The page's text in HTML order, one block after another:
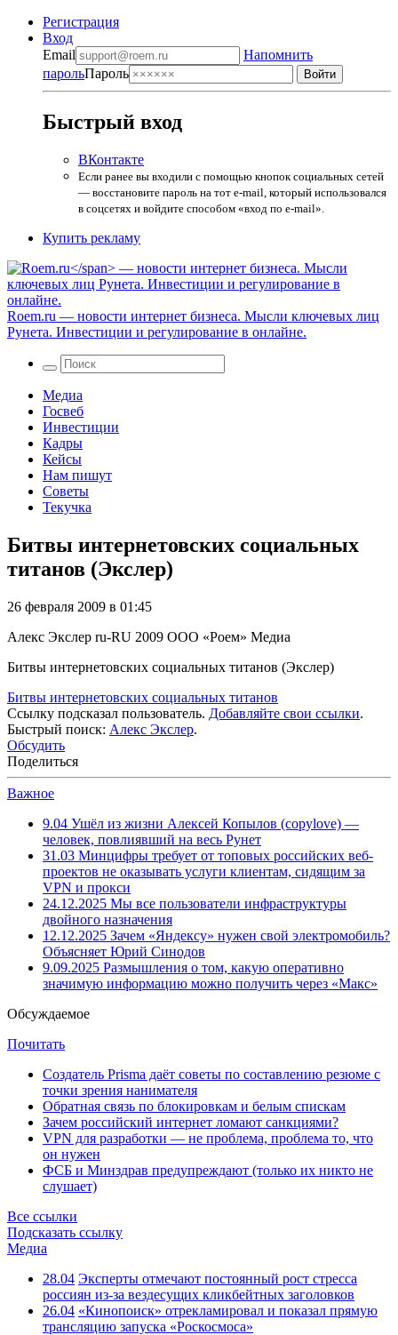
Регистрация
Вход
Email
Напомнить
парольПароль
Быстрый вход
ВКонтакте
Если ранее вы входили с помощью кнопок социальных сетей
— восстановите пароль на тот e-mail, который использовался
в соцсетях и войдите способом «вход по e-mail».
Купить рекламу
Roem.ru — новости интернет бизнеса. Мысли ключевых лиц
Рунета. Инвестиции и регулирование в онлайне.
Медиа
Госвеб
Инвестиции
Кадры
Кейсы
Нам пишут
Советы
Текучка
Битвы интернетовских социальных
титанов (Экслер)
26 февраля 2009 в 01:45
Алекс Экслер ru-RU 2009 ООО «Роем» Медиа
Битвы интернетовских социальных титанов (Экслер)
Битвы интернетовских социальных титанов
Ссылку подсказал пользователь. Добавляйте свои ссылки.
Быстрый поиск: Алекс Экслер.
Обсудить
Поделиться
Важное
9.04 Ушёл из жизни Алексей Копылов (copylove) —
человек, повлиявший на весь Рунет
31.03 Минцифры требует от топовых российских веб-
проектов не оказывать услуги клиентам, сидящим за
VPN и прокси
24.12.2025 Мы все пользователи инфраструктуры
двойного назначения
12.12.2025 Зачем «Яндексу» нужен свой электромобиль?
Объясняет Юрий Синодов
9.09.2025 Размышления о том, какую оперативно
значимую информацию можно получить через «Макс»
Обсуждаемое
Почитать
Создатель Prisma даёт советы по составлению резюме с
точки зрения нанимателя
Обратная связь по блокировкам и белым спискам
Зачем российский интернет ломают санкциями?
VPN для разработки — не проблема, проблема то, что
он нужен
ФСБ и Минздрав предупреждают (только их никто не
слушает)
Все ссылки
Подсказать ссылку
Медиа
28.04 Эксперты отмечают постоянный рост стресса
россиян из-за вездесущих кликбейтных заголовков
26.04 «Кинопоиск» отрекламировал и показал прямую
трансляцию запуска «Роскосмоса»